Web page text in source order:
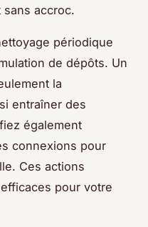
accroc.
périodique
de dépôts. Un
la
entraîner des
également
connexions pour
Ces actions
pour votre